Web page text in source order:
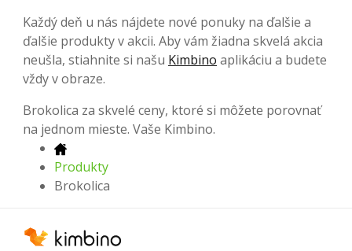
Každý deň u nás nájdete nové ponuky na ďalšie a
ďalšie produkty v akcii. Aby vám žiadna skvelá akcia
neušla, stiahnite si našu Kimbino aplikáciu a budete
vždy v obraze.
Brokolica za skvelé ceny, ktoré si môžete porovnať
na jednom mieste. Vaše Kimbino.
Produkty
Brokolica